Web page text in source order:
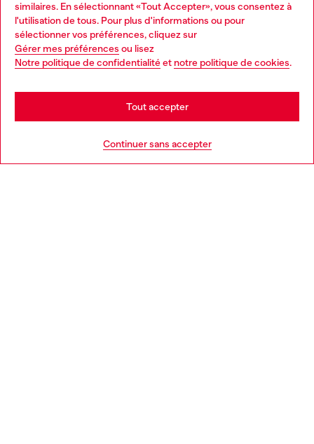
similaires. En sélectionnant «Tout Accepter», vous consentez à
l'utilisation de tous. Pour plus d'informations ou pour
sélectionner vos préférences, cliquez sur
Gérer mes préférences ou lisez
Notre politique de confidentialitéet notre politique de cookies.
Continuer sans accepter
Tout accepter
Découvrez tous nos services, en ligne et en magasin.
En savoir plus
Choose your location
You are currently browsing Suisse website, but it seems you
may be based in United States